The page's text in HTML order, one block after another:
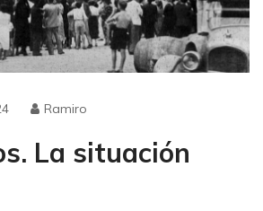
Ramiro
La situación